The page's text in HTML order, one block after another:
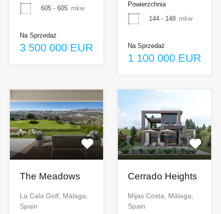
605 - 605 mkw
Na Sprzedaż
3 500 000 EUR
Powierzchnia
144 - 148 mkw
Na Sprzedaż
1 100 000 EUR
The Meadows
La Cala Golf, Málaga,
Spain
Cerrado Heights
Mijas Costa, Málaga,
Spain